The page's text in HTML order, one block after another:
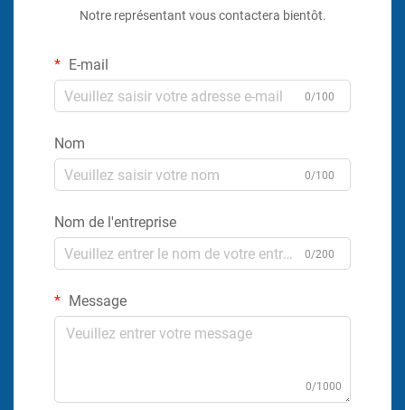
Notre représentant vous contactera bientôt.
E-mail
0/100
Nom
0/100
Nom de l'entreprise
0/200
Message
0/1000